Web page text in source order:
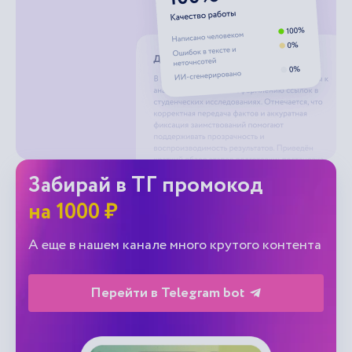
Забирай в ТГ промокод
на 1000 ₽
А еще в нашем канале много крутого контента
Перейти в Telegram bot